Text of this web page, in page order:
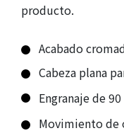
producto.
Acabado
Cabeza plana
Engranaje de
Movimiento de